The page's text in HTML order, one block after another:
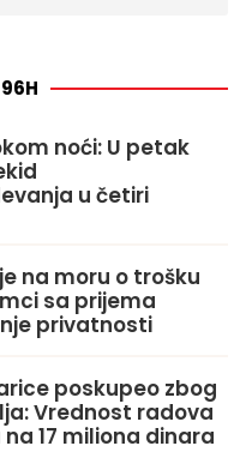
noći: U petak
u četiri
na moru o trošku
sa prijema
privatnosti
poskupeo zbog
Vrednost radova
17 miliona dinara